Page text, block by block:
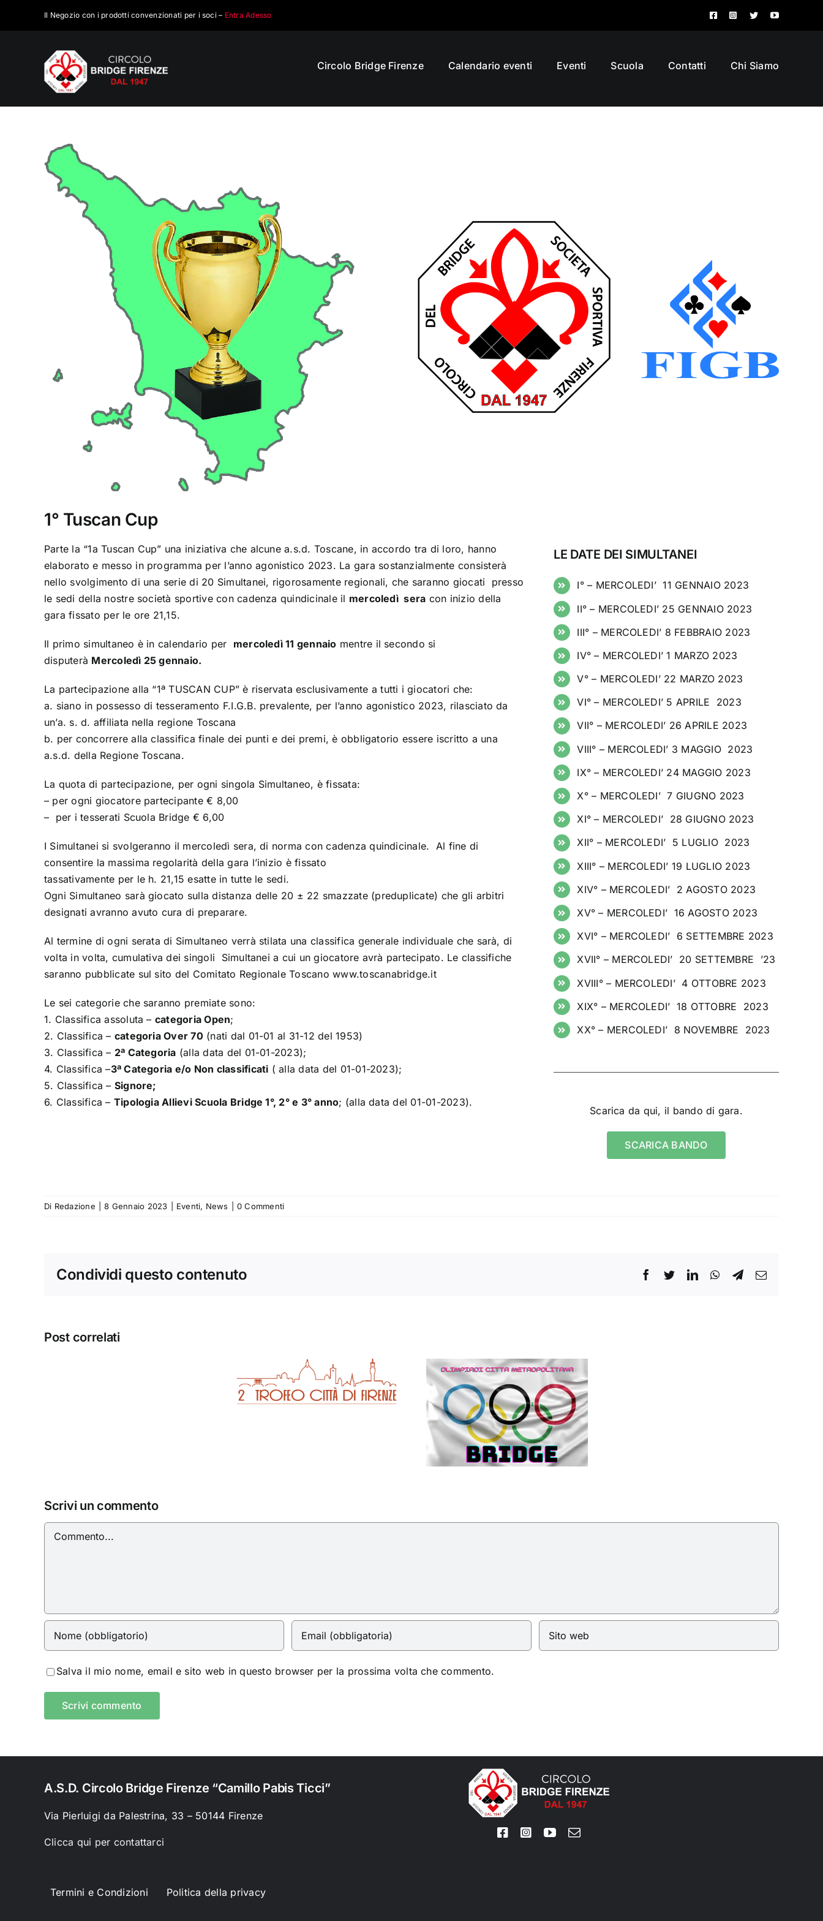
Il Negozio con i prodotti convenzionati per i soci – Entra Adesso
Circolo Bridge Firenze Calendario eventi Eventi Scuola Contatti Chi Siamo
Ingrandisci
immagine
1° Tuscan Cup
Parte la “1a Tuscan Cup” una iniziativa che alcune a.s.d. Toscane, in accordo tra di loro, hanno
elaborato e messo in programma per l’anno agonistico 2023. La gara sostanzialmente consisterà
nello svolgimento di una serie di 20 Simultanei, rigorosamente regionali, che saranno giocati presso
le sedi della nostre società sportive con cadenza quindicinale il mercoledì sera con inizio della
gara fissato per le ore 21,15.
Il primo simultaneo è in calendario per mercoledì 11 gennaio mentre il secondo si
disputerà Mercoledì 25 gennaio.
La partecipazione alla “1ª TUSCAN CUP” è riservata esclusivamente a tutti i giocatori che:
a. siano in possesso di tesseramento F.I.G.B. prevalente, per l’anno agonistico 2023, rilasciato da
un’a. s. d. affiliata nella regione Toscana
b. per concorrere alla classifica finale dei punti e dei premi, è obbligatorio essere iscritto a una
a.s.d. della Regione Toscana.
La quota di partecipazione, per ogni singola Simultaneo, è fissata:
– per ogni giocatore partecipante € 8,00
– per i tesserati Scuola Bridge € 6,00
I Simultanei si svolgeranno il mercoledì sera, di norma con cadenza quindicinale. Al fine di
consentire la massima regolarità della gara l’inizio è fissato
tassativamente per le h. 21,15 esatte in tutte le sedi.
Ogni Simultaneo sarà giocato sulla distanza delle 20 ± 22 smazzate (preduplicate) che gli arbitri
designati avranno avuto cura di preparare.
Al termine di ogni serata di Simultaneo verrà stilata una classifica generale individuale che sarà, di
volta in volta, cumulativa dei singoli Simultanei a cui un giocatore avrà partecipato. Le classifiche
saranno pubblicate sul sito del Comitato Regionale Toscano www.toscanabridge.it
Le sei categorie che saranno premiate sono:
1. Classifica assoluta – categoria Open;
2. Classifica – categoria Over 70 (nati dal 01-01 al 31-12 del 1953)
3. Classifica – 2ª Categoria (alla data del 01-01-2023);
4. Classifica –3ª Categoria e/o Non classificati ( alla data del 01-01-2023);
5. Classifica – Signore;
6. Classifica – Tipologia Allievi Scuola Bridge 1°, 2° e 3° anno; (alla data del 01-01-2023).
LE DATE DEI SIMULTANEI
I° – MERCOLEDI’ 11 GENNAIO 2023
II° – MERCOLEDI’ 25 GENNAIO 2023
III° – MERCOLEDI’ 8 FEBBRAIO 2023
IV° – MERCOLEDI’ 1 MARZO 2023
V° – MERCOLEDI’ 22 MARZO 2023
VI° – MERCOLEDI’ 5 APRILE 2023
VII° – MERCOLEDI’ 26 APRILE 2023
VIII° – MERCOLEDI’ 3 MAGGIO 2023
IX° – MERCOLEDI’ 24 MAGGIO 2023
X° – MERCOLEDI’ 7 GIUGNO 2023
XI° – MERCOLEDI’ 28 GIUGNO 2023
XII° – MERCOLEDI’ 5 LUGLIO 2023
XIII° – MERCOLEDI’ 19 LUGLIO 2023
XIV° – MERCOLEDI’ 2 AGOSTO 2023
XV° – MERCOLEDI’ 16 AGOSTO 2023
XVI° – MERCOLEDI’ 6 SETTEMBRE 2023
XVII° – MERCOLEDI’ 20 SETTEMBRE ’23
XVIII° – MERCOLEDI’ 4 OTTOBRE 2023
XIX° – MERCOLEDI’ 18 OTTOBRE 2023
XX° – MERCOLEDI’ 8 NOVEMBRE 2023
Scarica da qui, il bando di gara.
SCARICA BANDO
Di Redazione 8 Gennaio 2023 Eventi, News 0 Commenti
Condividi questo contenuto Facebook
TwitterLinkedInWhatsApp
Telegram
Email
Post correlati
Olimpiadi Città
Scrivi un commento
Commento
Salva il mio nome, email e sito web in questo browser per la prossima volta che commento.
A.S.D. Circolo Bridge Firenze “Camillo Pabis Ticci”
Via Pierluigi da Palestrina, 33 – 50144 Firenze
Clicca qui per contattarci
Termini e Condizioni Politica della privacy